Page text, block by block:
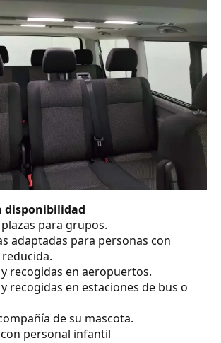
disponibilidad
plazas para grupos.
adaptadas para personas con
recogidas en aeropuertos.
recogidas en estaciones de bus o
de su mascota.
personal infantil